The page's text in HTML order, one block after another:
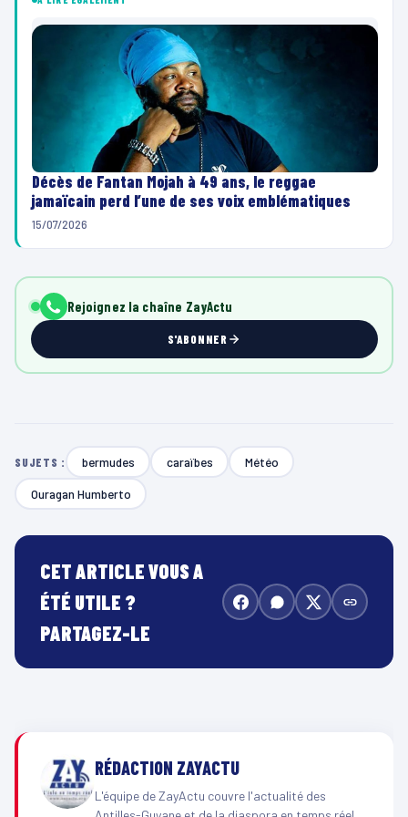
Décès de Fantan Mojah à 49 ans, le reggae
jamaïcain perd l’une de ses voix emblématiques
15/07/2026
Rejoignez la chaîne ZayActu
S'ABONNER
SUJETS : bermudes caraïbes Météo
Ouragan Humberto
CET ARTICLE VOUS A
ÉTÉ UTILE ?
PARTAGEZ-LE
RÉDACTION ZAYACTU
L'équipe de ZayActu couvre l'actualité des